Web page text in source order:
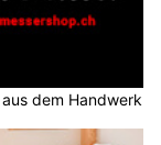
dem Handwerk